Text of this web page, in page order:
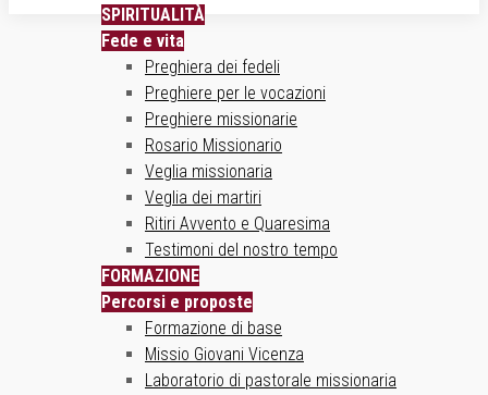
SPIRITUALITÀ
Fede e vita
Preghiera dei fedeli
Preghiere per le vocazioni
Preghiere missionarie
Rosario Missionario
Veglia missionaria
Veglia dei martiri
Ritiri Avvento e Quaresima
Testimoni del nostro tempo
FORMAZIONE
Percorsi e proposte
Formazione di base
Missio Giovani Vicenza
Laboratorio di pastorale missionaria